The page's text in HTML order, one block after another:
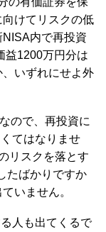
けてリスクの低
内で再投資
益1200万円分は
いずれにせよ外
ので、再投資に
てはなりませ
リスクを落とす
たばかりですか
いません。
人も出てくるで